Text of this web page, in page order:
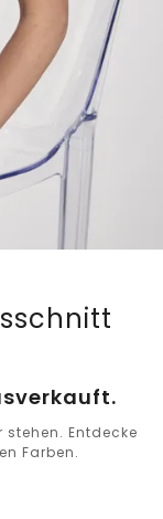
Entdecke
Farben.